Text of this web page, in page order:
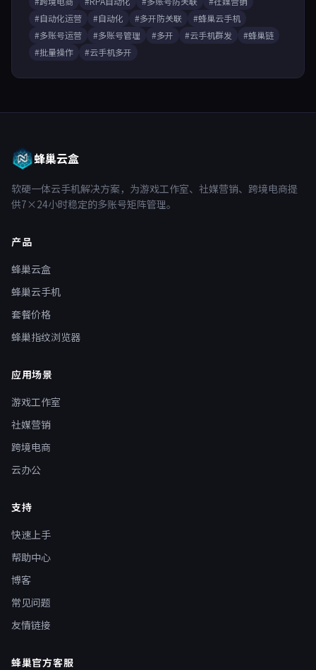
#自动化运营
#自动化 #多开防关联
#蜂巢云手机
#多账号运营
#多账号管理 #多开 #云手机群发
#蜂巢链
#批量操作
#云手机多开
蜂巢云盒
软硬一体云手机解决方案，为游戏工作室、社媒营销、跨境电商提
供7×24小时稳定的多账号矩阵管理。
产品
蜂巢云盒
蜂巢云手机
套餐价格
蜂巢指纹浏览器
应用场景
游戏工作室
社媒营销
跨境电商
云办公
支持
快速上手
帮助中心
博客
常见问题
友情链接
蜂巢官方客服